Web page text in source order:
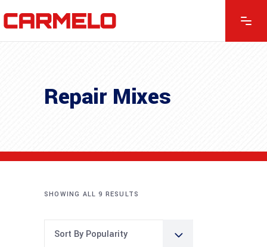
Repair Mixes
SHOWING ALL 9 RESULTS
Sort By Popularity